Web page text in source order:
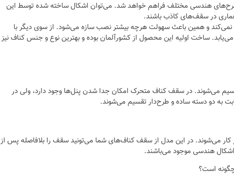
طرح‌های هندسی مختلف فراهم خواهد شد. می‌توان اشکال ساخته شده توسط این
در سقف‌های کاذب باشند.
و همین باعث سهولت هرچه بیشتر نصب سازه می‌شود. از سوی دیگر با
ساخت اولیه این محصول از کشورآلمان بوده و بهترین نوع و جنس کناف نیز
می‌شوند. در سقف کناف متحرک امکان جدا شدن پنل‌ها وجود دارد، ولی در
به دو دسته ساده و طرح‌دار تقسیم می‌شوند.
می‌شوند. در این مدل از سقف کناف‌های شما می‌تونید سقف را بلافاصله پس از
هندسی موجود می‌باشند.